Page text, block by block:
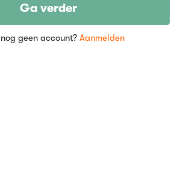
Ga verder
geen account? Aanmelden